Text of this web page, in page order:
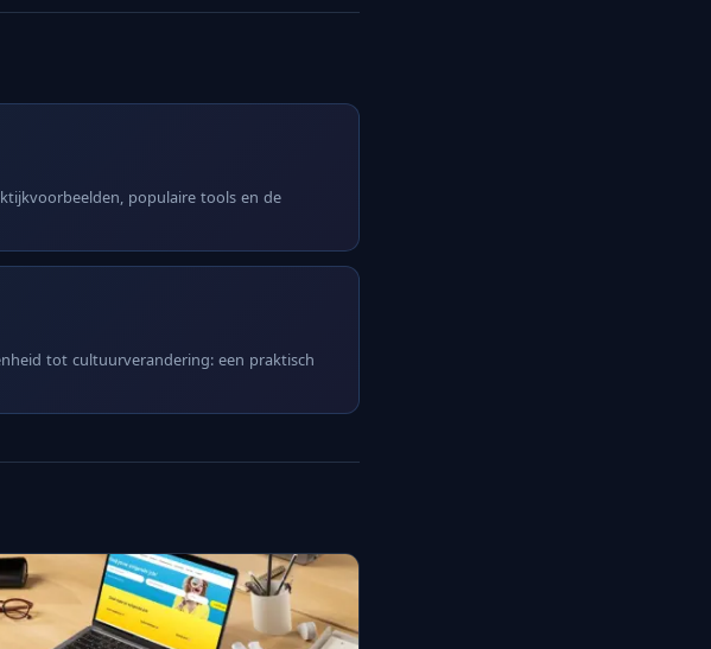
populaire tools en de
tot cultuurverandering: een praktisch